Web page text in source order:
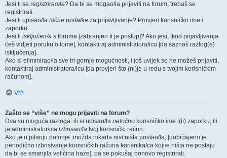
Jesi li se registrirao/la? Da bi se mogao/la prijaviti na forum, trebaš se
registrirati.
Jesi li upisao/la točne podatke za prijavljivanje? Provjeri korisničko ime i
zaporku.
Jesi li isključen/a s foruma [zabranjen ti je pristup]? Ako jesi, [kod prijavljivanja
ćeš vidjeti poruku o tome], kontaktiraj administratora/icu [da saznaš razlog(e)
isključenja].
Ako si eliminirao/la sve tri gornje mogućnosti, i još uvijek se ne možeš prijaviti,
kontaktiraj administratora/icu [da provjeri što (ni)je u redu s tvojim korisničkim
računom].
Vrh
Zašto se “više” ne mogu prijaviti na forum?
Dva su moguća razloga: ili si upisao/la netočno korisničko ime i(li) zaporku; ili
je administrator/ica izbrisao/la tvoj korisnički račun.
Ako je u pitanju potonje: možda nikada nisi ništa postao/la, [uobičajeno je
periodično izbrisivanje korisničkih računa korisnika/ca koji/e ništa ne postaju
da bi se smanjila veličina baze], pa se pokušaj ponovo registrirati.